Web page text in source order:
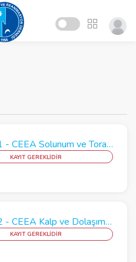
MODÜL-1 - CEEA Solunum ve Toraks Modülü
KAYIT GEREKLİDİR
MODÜL-2 - CEEA Kalp ve Dolaşım Modülü
KAYIT GEREKLİDİR